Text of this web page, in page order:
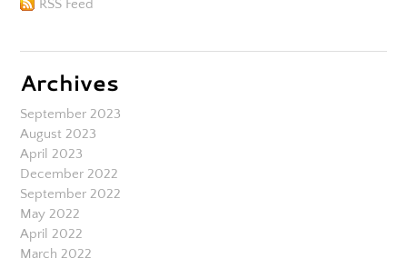
RSS Feed
Archives
September 2023
August 2023
April 2023
December 2022
September 2022
May 2022
April 2022
March 2022